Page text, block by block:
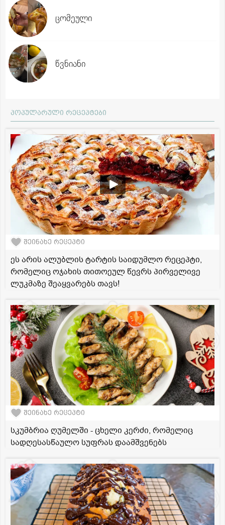
ცომეული
წვნიანი
პოპულარული რეცეპტები
შეინახე რეცეპტი
ეს არის ალუბლის ტარტის საიდუმლო რეცეპტი,
რომელიც ოჯახის თითოეულ წევრს პირველივე
ლუკმაზე შეაყვარებს თავს!
შეინახე რეცეპტი
სკუმბრია ღუმელში - ცხელი კერძი, რომელიც
სადღესასწაულო სუფრას დაამშვენებს